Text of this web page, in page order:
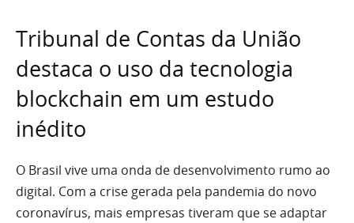
Tribunal de Contas da União
destaca o uso da tecnologia
blockchain em um estudo
inédito
O Brasil vive uma onda de desenvolvimento rumo ao
digital. Com a crise gerada pela pandemia do novo
coronavírus, mais empresas tiveram que se adaptar